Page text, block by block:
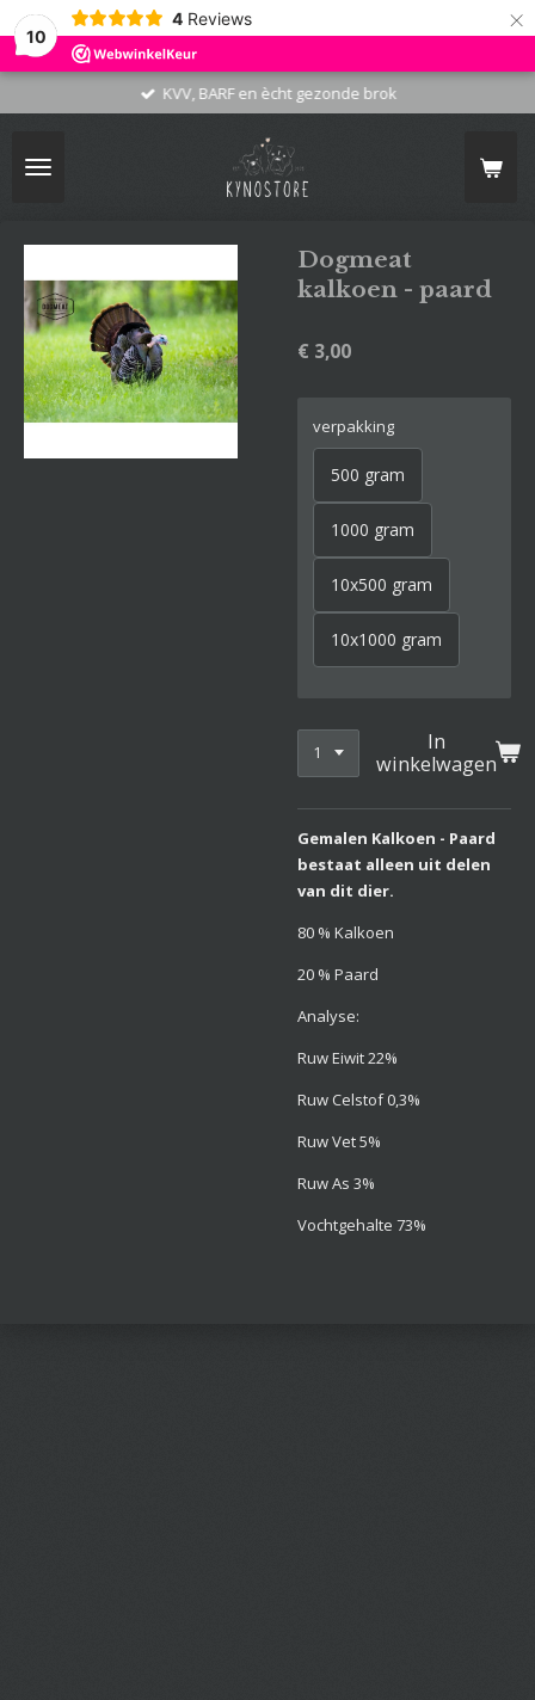
10
4 Reviews ×
KVV, BARF en ècht gezonde brok
Dogmeat
kalkoen - paard
€ 3,00
verpakking
500 gram
1000 gram
10x500 gram
10x1000 gram
In
winkelwagen
Gemalen Kalkoen - Paard
bestaat alleen uit delen
van dit dier.
80 % Kalkoen
20 % Paard
Analyse:
Ruw Eiwit 22%
Ruw Celstof 0,3%
Ruw Vet 5%
Ruw As 3%
Vochtgehalte 73%